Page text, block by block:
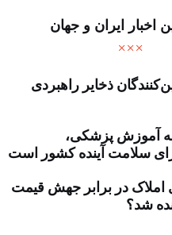
تبلیغات راه نو نیوز
آوین دیلی
تک کده
اخبار ایران و جهان
ذخایر راهبردی
آموزش پزشکی،
سلامت آینده کشور است
املاک در برابر جهش قیمت
شد؟